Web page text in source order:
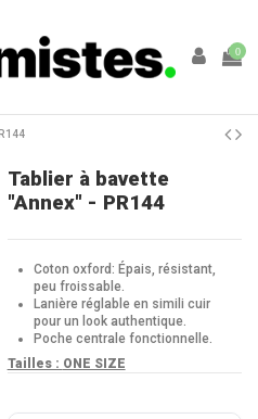
0
Tablier à bavette
"Annex" - PR144
Coton oxford: Épais, résistant,
peu froissable.
Lanière réglable en simili cuir
pour un look authentique.
Poche centrale fonctionnelle.
Tailles : ONE SIZE